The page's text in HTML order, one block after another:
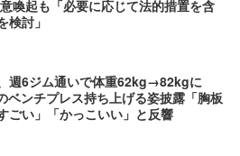
喚起も「必要に応じて法的措置を含
検討」
週6ジム通いで体重62kg→82kgに
ベンチプレス持ち上げる姿披露「胸板
ごい」「かっこいい」と反響